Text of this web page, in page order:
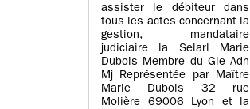
assister le débiteur dans
tous les actes concernant la
gestion, mandataire
judiciaire la Selarl Marie
Dubois Membre du Gie Adn
Mj Représentée par Maître
Marie Dubois 32 rue
Molière 69006 Lyon et la